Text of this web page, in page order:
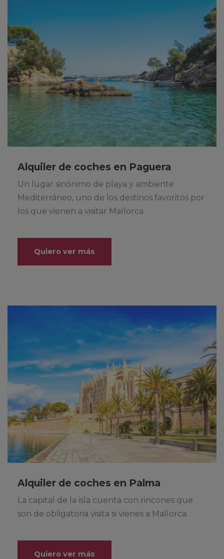
Alquiler de coches en Paguera
Un lugar sinónimo de playa y ambiente
Mediterráneo, uno de los destinos favoritos por
los que vienen a visitar Mallorca.
Quiero ver más
Alquiler de coches en Palma
La capital de la isla cuenta con rincones que
son de obligatoria visita si vienes a Mallorca.
Quiero ver más